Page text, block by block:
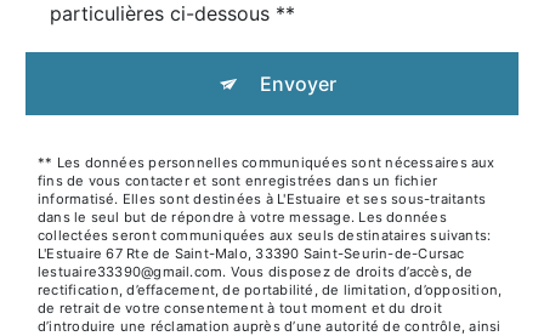
particulières ci-dessous **
Envoyer
** Les données personnelles communiquées sont nécessaires aux
fins de vous contacter et sont enregistrées dans un fichier
informatisé. Elles sont destinées à L'Estuaire et ses sous-traitants
dans le seul but de répondre à votre message. Les données
collectées seront communiquées aux seuls destinataires suivants:
L'Estuaire 67 Rte de Saint-Malo, 33390 Saint-Seurin-de-Cursac
lestuaire33390@gmail.com. Vous disposez de droits d’accès, de
rectification, d’effacement, de portabilité, de limitation, d’opposition,
de retrait de votre consentement à tout moment et du droit
d’introduire une réclamation auprès d’une autorité de contrôle, ainsi